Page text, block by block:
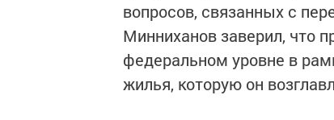
вопросов, связанных с
Минниханов заверил, что
федеральном уровне в
жилья, которую он